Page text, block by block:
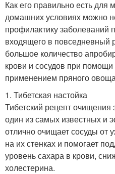
Как его правильно есть
домашних условиях можно
профилактику заболеваний
входящего в повседневный
большое количество
крови и сосудов при
применением пряного
1. Тибетская настойка
Тибетский рецепт очищения
один из самых известных и
отлично очищает сосуды
на их стенках и помогает
уровень сахара в крови,
холестерина.